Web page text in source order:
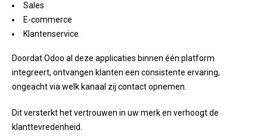
Sales
E-commerce
Klantenservice
Doordat Odoo al deze applicaties binnen één platform
integreert, ontvangen klanten een consistente ervaring,
ongeacht via welk kanaal zij contact opnemen.
Dit versterkt het vertrouwen in uw merk en verhoogt de
klanttevredenheid.